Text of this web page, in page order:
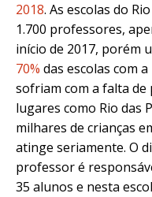
2018. As escolas do
1.700 professores,
início de 2017, porém
70% das escolas com
sofriam com a falta de
lugares como Rio das
milhares de crianças
atinge seriamente. O
professor é
35 alunos e nesta